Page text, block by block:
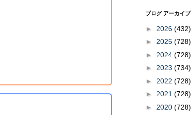
ブログ アーカイブ
► 2026 (432)
► 2025 (728)
► 2024 (728)
► 2023 (734)
► 2022 (728)
► 2021 (728)
► 2020 (728)